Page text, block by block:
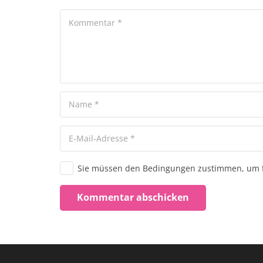
Sie müssen den Bedingungen zustimmen,
Kommentar abschicken